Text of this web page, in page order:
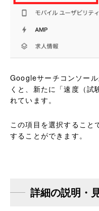
Googleサーチコンソー
くと、新たに「速度（試
れています。
この項目を選択すること
することができます。
詳細の説明・